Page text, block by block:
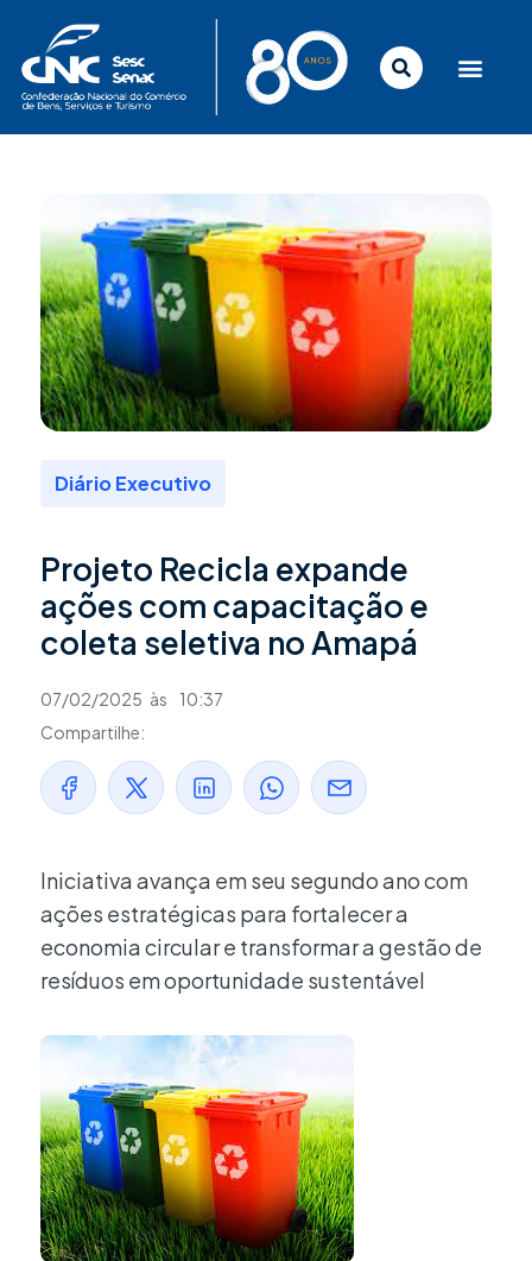
conteúdo
Diário Executivo
Projeto Recicla expande
ações com capacitação e
coleta seletiva no Amapá
07/02/2025 às
10:37
Compartilhe:
Iniciativa avança em seu segundo ano com
ações estratégicas para fortalecer a
economia circular e transformar a gestão de
resíduos em oportunidade sustentável